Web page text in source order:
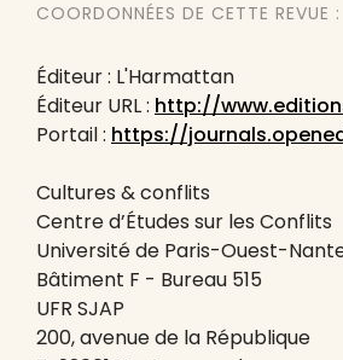
COORDONNÉES DE CETTE REVUE :
Éditeur : L'Harmattan
Éditeur URL : http://
Portail : https://
Cultures & conflits
Centre d’Études sur les Conflits
Université de Paris-Ouest-
Bâtiment F - Bureau 515
UFR SJAP
200, avenue de la République